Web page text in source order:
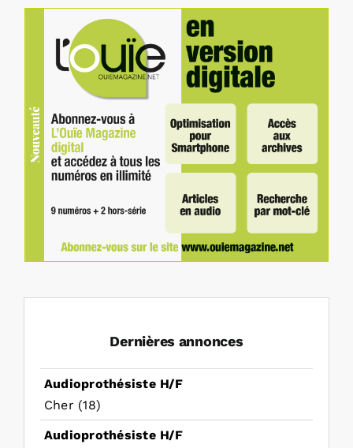
Dernières annonces
Audioprothésiste H/F
Cher (18)
Audioprothésiste H/F